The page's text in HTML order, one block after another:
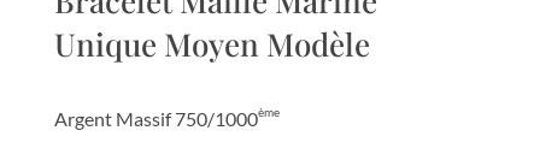
Unique Moyen Modèle
Argent Massif 750/1000ème